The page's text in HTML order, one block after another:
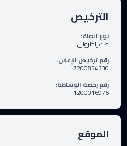
الترخيص
نوع الصك:
صك إلكتروني
رقم ترخيص الإعلان:
7200854330
رقم رخصة الوساطة:
1200016976
الموقع